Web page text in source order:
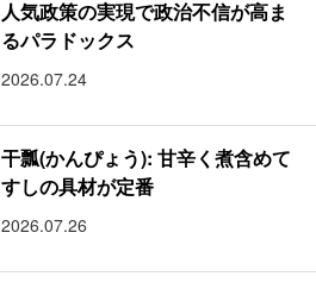
人気政策の実現で政治不信が高ま
るパラドックス
2026.07.24
干瓢(かんぴょう): 甘辛く煮含めて
すしの具材が定番
2026.07.26